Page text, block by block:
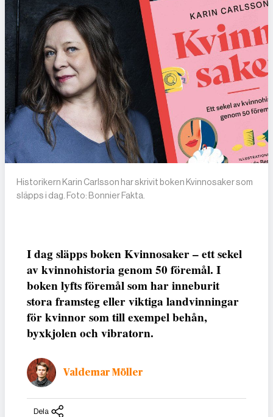
Historikern Karin Carlsson har skrivit boken Kvinnosaker som
släpps i dag. Foto: Bonnier Fakta.
I dag släpps boken Kvinnosaker – ett sekel
av kvinnohistoria genom 50 föremål. I
boken lyfts föremål som har inneburit
stora framsteg eller viktiga landvinningar
för kvinnor som till exempel behån,
byxkjolen och vibratorn.
Valdemar Möller
Dela